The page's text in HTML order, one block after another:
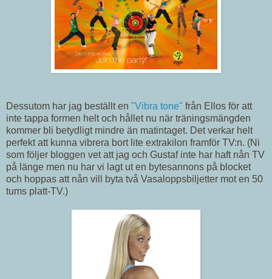
Dessutom har jag beställt en "Vibra tone" från Ellos för att
inte tappa formen helt och hållet nu när träningsmängden
kommer bli betydligt mindre än matintaget. Det verkar helt
perfekt att kunna vibrera bort lite extrakilon framför TV:n. (Ni
som följer bloggen vet att jag och Gustaf inte har haft nån TV
på länge men nu har vi lagt ut en bytesannons på blocket
och hoppas att nån vill byta två Vasaloppsbiljetter mot en 50
tums platt-TV.)